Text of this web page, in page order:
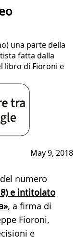
una parte della
fatta dalla
libro di Fioroni e
May 9, 2018
numero
e intitolato
, a firma di
Fioroni,
e